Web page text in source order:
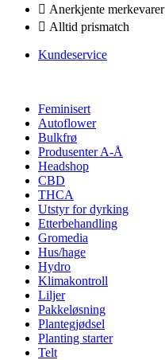
Anerkjente merkevarer
Alltid prismatch
Kundeservice
Feminisert
Autoflower
Bulkfrø
Produsenter A-Å
Headshop
CBD
THCA
Utstyr for dyrking
Etterbehandling
Gromedia
Hus/hage
Hydro
Klimakontroll
Liljer
Pakkeløsning
Plantegjødsel
Planting starter
Telt